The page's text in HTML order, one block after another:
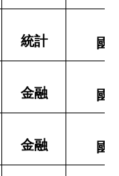
統計 國
金融 國
金融 國